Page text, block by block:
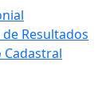
Resultados
Cadastral